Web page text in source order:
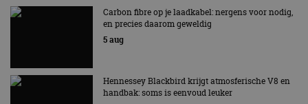
Carbon fibre op je laadkabel: nergens voor nodig,
en precies daarom geweldig
5 aug
Hennessey Blackbird krijgt atmosferische V8 en
handbak: soms is eenvoud leuker